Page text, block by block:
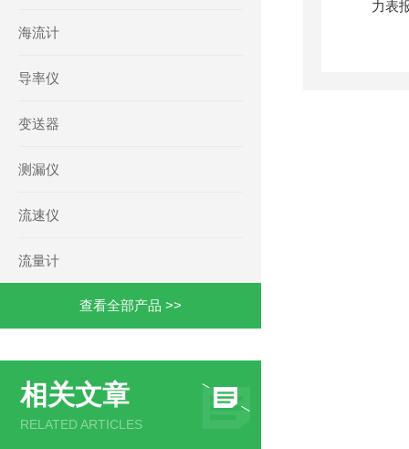
海流计
导率仪
变送器
测漏仪
流速仪
流量计
查看全部产品 >>
相关文章
RELATED ARTICLES